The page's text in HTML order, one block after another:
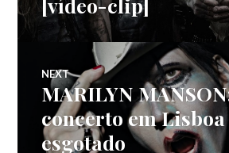
[vídeo-clip]
NEXT
Next
post:
MARILYN
concerto em Lisboa
esgotado